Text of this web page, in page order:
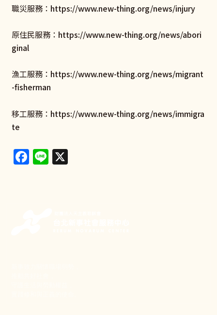
職災服務： https://www.new-thing.org/news/injury
原住民服務： https://www.new-thing.org/news/abori
ginal
漁工服務： https://www.new-thing.org/news/migrant
-fisherman
移工服務： https://www.new-thing.org/news/immigra
te
Facebook
Line